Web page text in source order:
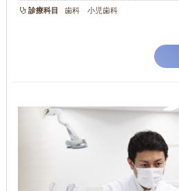
診療科目 歯科 小児歯科